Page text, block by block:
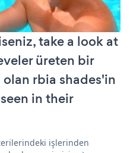
take a look at
üreten bir
rbia shades'in
in their
işlerinden